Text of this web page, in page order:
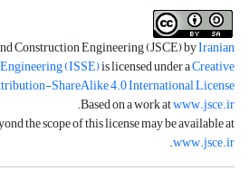
Construction Engineering (JSCE) byIranian
(ISSE)is licensed under aCreative
ShareAlike 4.0 International License
Based on a work atwww.jsce.ir
.
the scope of this license may be available at
www.jsce.ir
.